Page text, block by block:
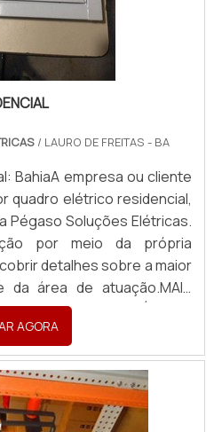
/ LAURO DE FREITAS - BA
BahiaA empresa ou cliente
quadro elétrico residencial,
Pégaso Soluções Elétricas.
por meio da própria
detalhes sobre a maior
da área de atuação.MAIS
QUADRO ELÉTRICO
à procura de quadro elétrico
inovadora, descobre o
AGORA